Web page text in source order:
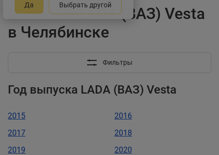
Да Выбрать другой
Шины на LADA (ВАЗ) Vesta
в Челябинске
Фильтры
Год выпуска LADA (ВАЗ) Vesta
2015
2016
2017
2018
2019
2020